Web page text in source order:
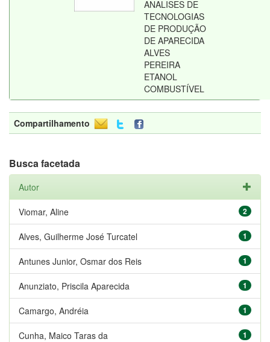
ANALISES DE
TECNOLOGIAS
DE PRODUÇÃO
DE APARECIDA
ALVES
PEREIRA
ETANOL
COMBUSTÍVEL
Compartilhamento
Busca facetada
Autor
2
Viomar, Aline
1
Alves, Guilherme José Turcatel
1
Antunes Junior, Osmar dos Reis
1
Anunziato, Priscila Aparecida
1
Camargo, Andréia
1
Cunha, Maico Taras da